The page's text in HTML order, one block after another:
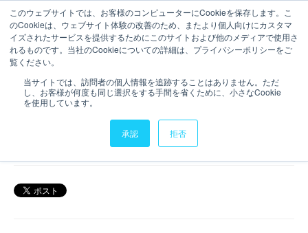
このウェブサイトでは、お客様のコンピューターにCookieを保存します。こ
のCookieは、ウェブサイト体験の改善のため、またより個人向けにカスタマ
イズされたサービスを提供するためにこのサイトおよび他のメディアで使用さ
れるものです。当社のCookieについての詳細は、プライバシーポリシーをご
覧ください。
当サイトでは、訪問者の個人情報を追跡することはありません。ただ
し、お客様が何度も同じ選択をする手間を省くために、小さなCookie
を使用しています。
承認 拒否
お問い合わせ
1 分で読むことができます。
Column()関数を使用した最適
化【知っておくと便利な関